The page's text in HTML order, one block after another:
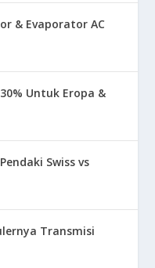
& Evaporator AC
Untuk Eropa &
Swiss vs
Transmisi